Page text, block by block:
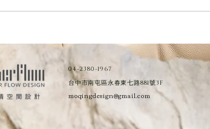
04-2380-1967
台中市南屯區永春東七路881號3F
moqingdesign@gmail.com